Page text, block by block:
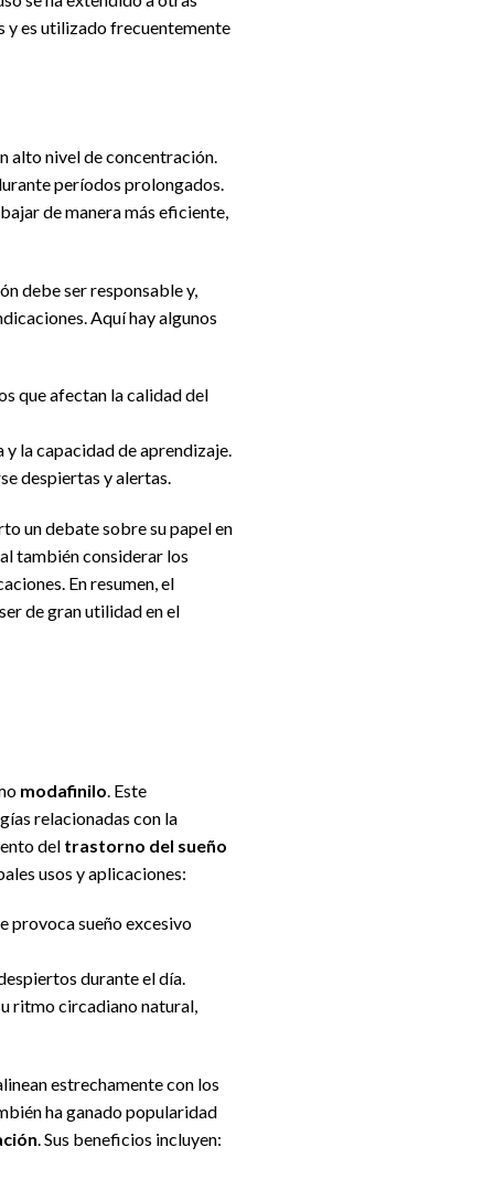
y es utilizado frecuentemente
alto nivel de concentración.
períodos prolongados.
de manera más eficiente,
debe ser responsable y,
Aquí hay algunos
que afectan la calidad del
la capacidad de aprendizaje.
despiertas y alertas.
un debate sobre su papel en
también considerar los
En resumen, el
de gran utilidad en el
modafinilo . Este
relacionadas con la
del trastorno del sueño
usos y aplicaciones:
provoca sueño excesivo
durante el día.
ritmo circadiano natural,
estrechamente con los
ha ganado popularidad
. Sus beneficios incluyen: